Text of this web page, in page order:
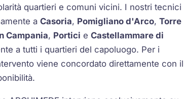
quartieri e comuni vicini. I nostri tecnici
aCasoria, Pomigliano d'Arco,Torre
Campania, Portici eCastellammare di
a tutti i quartieri del capoluogo. Per i
viene concordato direttamente con il